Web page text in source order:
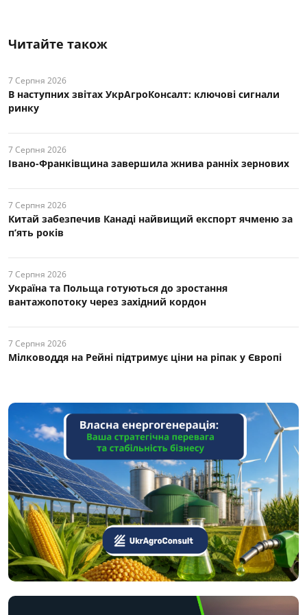
Читайте також
7 Серпня 2026
В наступних звітах УкрАгроКонсалт: ключові cигнали
ринку
7 Серпня 2026
Івано-Франківщина завершила жнива ранніх зернових
7 Серпня 2026
Китай забезпечив Канаді найвищий експорт ячменю за
п’ять років
7 Серпня 2026
Україна та Польща готуються до зростання
вантажопотоку через західний кордон
7 Серпня 2026
Мілководдя на Рейні підтримує ціни на ріпак у Європі